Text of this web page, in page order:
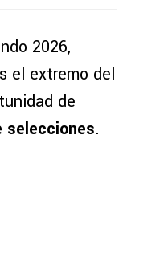
2026,
el extremo del
de
selecciones.